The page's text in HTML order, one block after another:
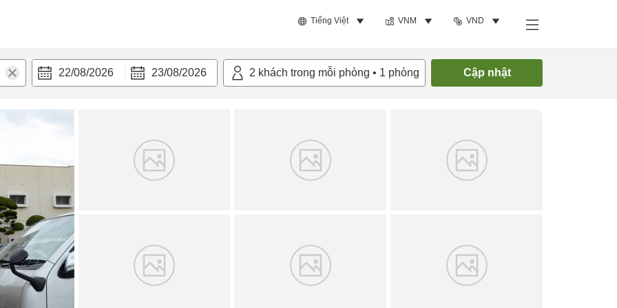
Tiếng Việt VNM VND
22/08/2026 23/08/2026 2 khách trong mỗi phòng • 1 phòng Cập nhật
nghi Tìm phòng trống